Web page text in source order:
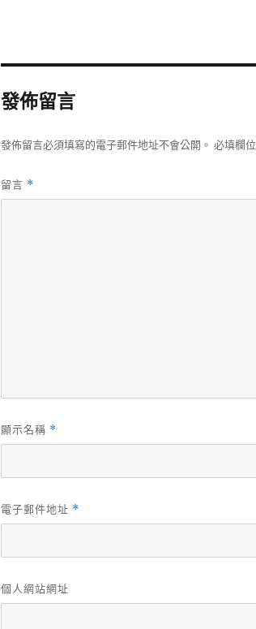
發佈留言
發佈留言必須填寫的電子郵件地址不會公開。 必填欄
留言 *
顯示名稱 *
電子郵件地址 *
個人網站網址